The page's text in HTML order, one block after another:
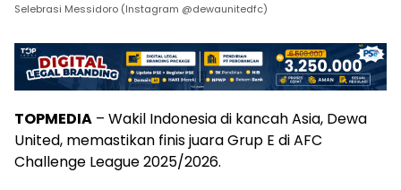
Selebrasi Messidoro (Instagram @dewaunitedfc)
TOPMEDIA – Wakil Indonesia di kancah Asia, Dewa
United, memastikan finis juara Grup E di AFC
Challenge League 2025/2026.